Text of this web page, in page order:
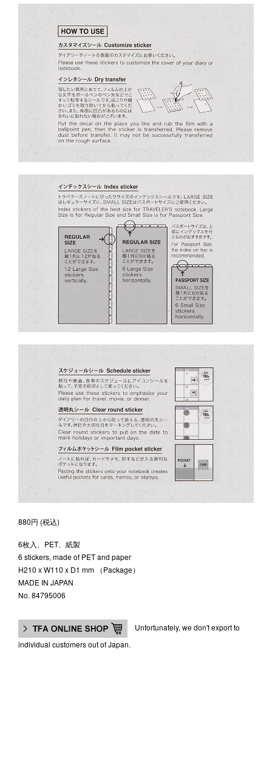
880円 (税込)
6枚入、PET、紙製
6 stickers, made of PET and paper
H210 x W110 x D1 mm （Package）
MADE IN JAPAN
No. 84795006
Unfortunately, we don't export to
individual customers out of Japan.